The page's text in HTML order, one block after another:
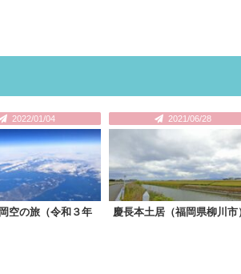
2022/01/04
空の旅（令和３年
2021/06/28
慶長本土居（福岡県柳川市